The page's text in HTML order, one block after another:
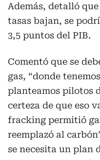
Además, detalló
tasas bajan, se
3,5 puntos del PIB.
Comentó que se
gas, “donde
planteamos pilotos
certeza de que eso
fracking permitió
reemplazó al
se necesita un plan